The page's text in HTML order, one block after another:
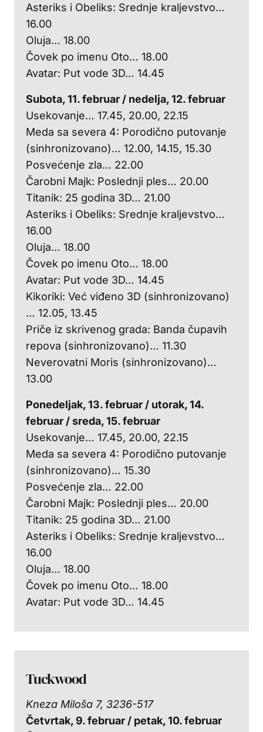
Asteriks i Obeliks: Srednje kraljevstvo…
16.00
Oluja… 18.00
Čovek po imenu Oto… 18.00
Avatar: Put vode 3D… 14.45
Subota, 11. februar / nedelja, 12. februar
Usekovanje… 17.45, 20.00, 22.15
Meda sa severa 4: Porodično putovanje
(sinhronizovano)… 12.00, 14.15, 15.30
Posvećenje zla… 22.00
Čarobni Majk: Poslednji ples… 20.00
Titanik: 25 godina 3D… 21.00
Asteriks i Obeliks: Srednje kraljevstvo…
16.00
Oluja… 18.00
Čovek po imenu Oto… 18.00
Avatar: Put vode 3D… 14.45
Kikoriki: Već viđeno 3D (sinhronizovano)
… 12.05, 13.45
Priče iz skrivenog grada: Banda čupavih
repova (sinhronizovano)… 11.30
Neverovatni Moris (sinhronizovano)…
13.00
Ponedeljak, 13. februar / utorak, 14.
februar / sreda, 15. februar
Usekovanje… 17.45, 20.00, 22.15
Meda sa severa 4: Porodično putovanje
(sinhronizovano)… 15.30
Posvećenje zla… 22.00
Čarobni Majk: Poslednji ples… 20.00
Titanik: 25 godina 3D… 21.00
Asteriks i Obeliks: Srednje kraljevstvo…
16.00
Oluja… 18.00
Čovek po imenu Oto… 18.00
Avatar: Put vode 3D… 14.45
Tuckwood
Kneza Miloša 7, 3236-517
Četvrtak, 9. februar / petak, 10. februar